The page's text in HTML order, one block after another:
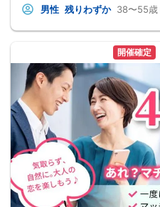
男性 残りわずか 38〜55歳
開催確定